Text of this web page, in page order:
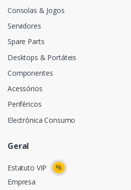
Consolas & Jogos
Servidores
Spare Parts
Desktops & Portáteis
Componentes
Acessórios
Periféricos
Electrónica Consumo
Geral
Estatuto VIP
%
Empresa